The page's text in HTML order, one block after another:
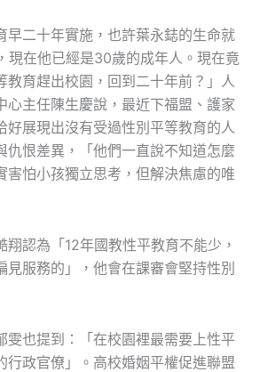
早二十年實施，也許葉永鋕的生命就
現在他已經是30歲的成年人。現在竟
教育趕出校園，回到二十年前？」人
心主任陳生慶說，最近下福盟、護家
好展現出沒有受過性別平等教育的人
仇恨差異，「他們一直說不知道怎麼
害怕小孩獨立思考，但解決焦慮的唯
翔認為「12年國教性平教育不能少，
見服務的」，他會在課審會堅持性別
雯也提到：「在校園裡最需要上性平
行政官僚」。高校婚姻平權促進聯盟